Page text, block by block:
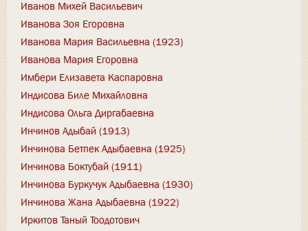
Иванов Михей Васильевич
Иванова Зоя Егоровна
Иванова Мария Васильевна (1923)
Иванова Мария Егоровна
Имбери Елизавета Каспаровна
Индисова Биле Михайловна
Индисова Ольга Диргабаевна
Инчинов Адыбай (1913)
Инчинова Бетпек Адыбаевна (1925)
Инчинова Боктубай (1911)
Инчинова Буркучук Адыбаевна (1930)
Инчинова Жана Адыбаевна (1922)
Иркитов Таный Тоодотович